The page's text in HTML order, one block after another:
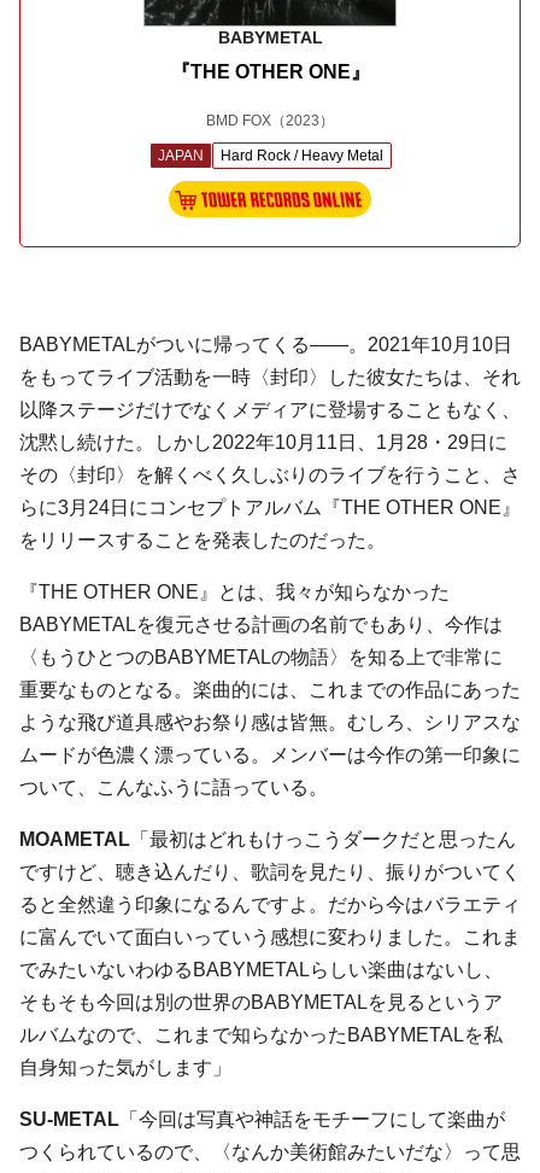
BABYMETAL
『THE OTHER ONE』
BMD FOX （2023）
JAPAN Hard Rock / Heavy Metal
BABYMETALがついに帰ってくる――。2021年10月10日
をもってライブ活動を一時〈封印〉した彼女たちは、それ
以降ステージだけでなくメディアに登場することもなく、
沈黙し続けた。しかし2022年10月11日、1月28・29日に
その〈封印〉を解くべく久しぶりのライブを行うこと、さ
らに3月24日にコンセプトアルバム『THE OTHER ONE』
をリリースすることを発表したのだった。
『THE OTHER ONE』とは、我々が知らなかった
BABYMETALを復元させる計画の名前でもあり、今作は
〈もうひとつのBABYMETALの物語〉を知る上で非常に
重要なものとなる。楽曲的には、これまでの作品にあった
ような飛び道具感やお祭り感は皆無。むしろ、シリアスな
ムードが色濃く漂っている。メンバーは今作の第一印象に
ついて、こんなふうに語っている。
MOAMETAL 「最初はどれもけっこうダークだと思ったん
ですけど、聴き込んだり、歌詞を見たり、振りがついてく
ると全然違う印象になるんですよ。だから今はバラエティ
に富んでいて面白いっていう感想に変わりました。これま
でみたいないわゆるBABYMETALらしい楽曲はないし、
そもそも今回は別の世界のBABYMETALを見るというア
ルバムなので、これまで知らなかったBABYMETALを私
自身知った気がします」
SU-METAL 「今回は写真や神話をモチーフにして楽曲が
つくられているので、〈なんか美術館みたいだな〉って思